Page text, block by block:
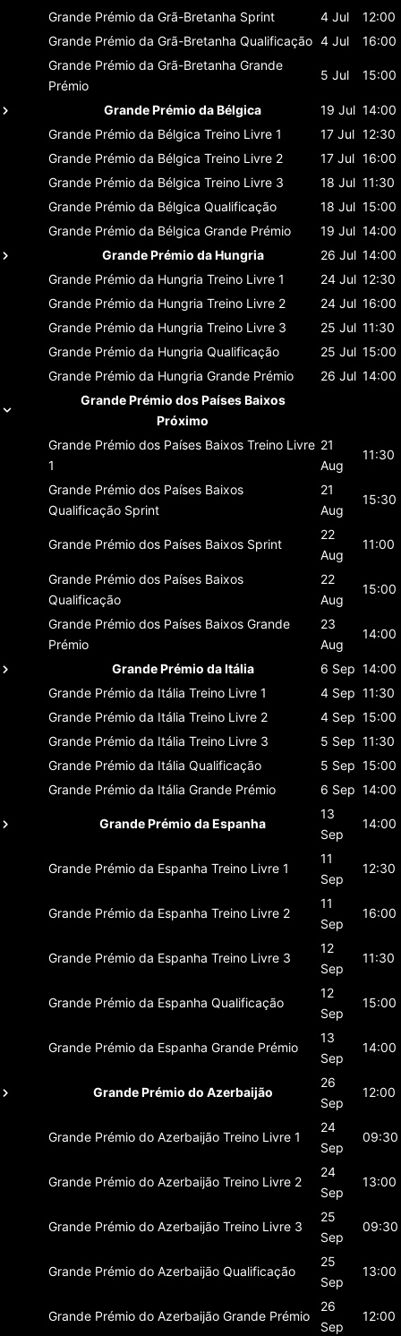
Grande Prémio da Grã-Bretanha Sprint 4 Jul
12:00
Grande Prémio da Grã-Bretanha Qualificação 4 Jul
16:00
Grande Prémio da Grã-Bretanha Grande
Prémio
5 Jul 15:00
Grande Prémio da Bélgica 19 Jul 14:00
Grande Prémio da Bélgica Treino Livre 1 17 Jul 12:30
Grande Prémio da Bélgica Treino Livre 2 17 Jul 16:00
Grande Prémio da Bélgica Treino Livre 3 18 Jul 11:30
Grande Prémio da Bélgica Qualificação 18 Jul 15:00
Grande Prémio da Bélgica Grande Prémio 19 Jul 14:00
Grande Prémio da Hungria
26 Jul 14:00
Grande Prémio da Hungria Treino Livre 1 24 Jul 12:30
Grande Prémio da Hungria Treino Livre 2 24 Jul 16:00
Grande Prémio da Hungria Treino Livre 3 25 Jul 11:30
Grande Prémio da Hungria Qualificação 25 Jul 15:00
Grande Prémio da Hungria Grande Prémio 26 Jul 14:00
Grande Prémio dos Países Baixos
Próximo
Grande Prémio dos Países Baixos Treino Livre
1
21
Aug
11:30
Grande Prémio dos Países Baixos
Qualificação Sprint
21
Aug
15:30
Grande Prémio dos Países Baixos Sprint
22
Aug
11:00
Grande Prémio dos Países Baixos
Qualificação
22
Aug
15:00
Grande Prémio dos Países Baixos Grande
Prémio
23
Aug
14:00
Grande Prémio da Itália 6 Sep 14:00
Grande Prémio da Itália Treino Livre 1 4 Sep 11:30
Grande Prémio da Itália Treino Livre 2 4 Sep 15:00
Grande Prémio da Itália Treino Livre 3 5 Sep 11:30
Grande Prémio da Itália Qualificação 5 Sep 15:00
Grande Prémio da Itália Grande Prémio 6 Sep 14:00
Grande Prémio da Espanha
13
Sep
14:00
Grande Prémio da Espanha Treino Livre 1
11
Sep
12:30
Grande Prémio da Espanha Treino Livre 2
11
Sep
16:00
Grande Prémio da Espanha Treino Livre 3
12
Sep
11:30
Grande Prémio da Espanha Qualificação
12
Sep
15:00
Grande Prémio da Espanha Grande Prémio
13
Sep
14:00
Grande Prémio do Azerbaijão
26
Sep
12:00
Grande Prémio do Azerbaijão Treino Livre 1
24
Sep
09:30
Grande Prémio do Azerbaijão Treino Livre 2
24
Sep
13:00
Grande Prémio do Azerbaijão Treino Livre 3
25
Sep
09:30
Grande Prémio do Azerbaijão Qualificação
25
Sep
13:00
Grande Prémio do Azerbaijão Grande Prémio
26
Sep
12:00